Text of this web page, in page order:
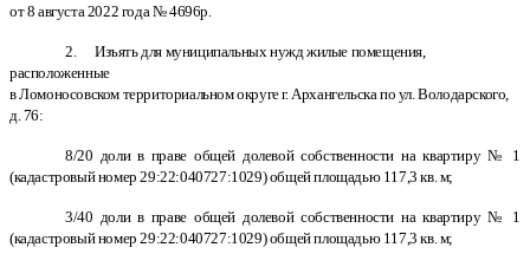
от 8 августа 2022 года № 4696р.
2. Изъять для муниципальных нужд жилые помещения,
расположенные
в Ломоносовском территориальном округе г. Архангельска по ул. Володарского,
д. 76:
8/20 доли в праве общей долевой собственности на квартиру № 1
(кадастровый номер 29:22:040727:1029) общей площадью 117,3 кв. м;
3/40 доли в праве общей долевой собственности на квартиру № 1
(кадастровый номер 29:22:040727:1029) общей площадью 117,3 кв. м;